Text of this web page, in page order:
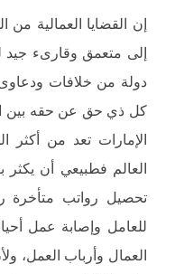
إن القضايا العمالية من
إلى متعمق وقارىء جيد
دولة من خلافات
كل ذي حق عن حقه بين
الإمارات تعد من أكثر
العالم فطبيعي أن يكثر
تحصيل رواتب
للعامل وإصابة عمل
العمال وأرباب العمل،